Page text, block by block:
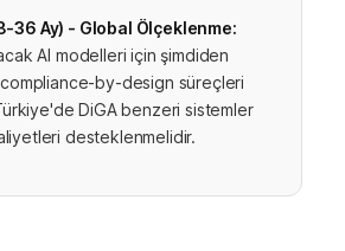
36 Ay) - Global Ölçeklenme:
AI modelleri için şimdiden
by-design süreçleri
DiGA benzeri sistemler
desteklenmelidir.